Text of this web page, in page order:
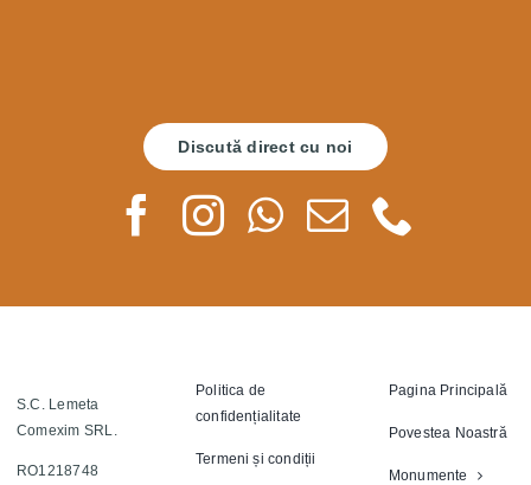
Discută direct cu noi
S.C. Lemeta
Comexim SRL.
RO1218748
Politica de
confidențialitate
Termeni și condiții
Pagina Principală
Povestea Noastră
Monumente